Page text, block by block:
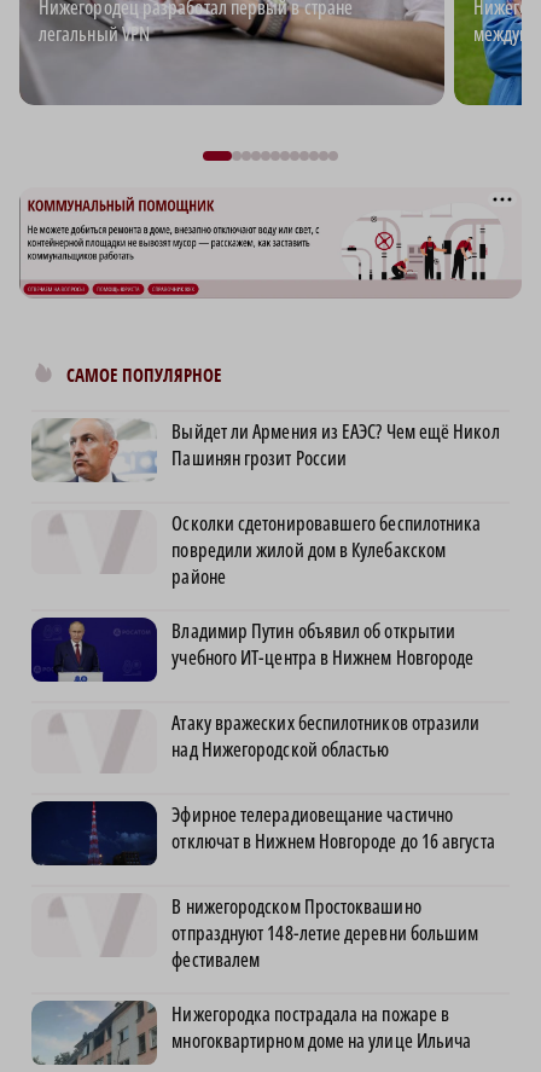
Нижегородец разработал первый в стране
легальный VPN
САМОЕ ПОПУЛЯРНОЕ
Выйдет ли Армения из ЕАЭС? Чем ещё Никол
Пашинян грозит России
Осколки сдетонировавшего беспилотника
повредили жилой дом в Кулебакском
районе
Владимир Путин объявил об открытии
учебного ИТ-центра в Нижнем Новгороде
Атаку вражеских беспилотников отразили
над Нижегородской областью
Эфирное телерадиовещание частично
отключат в Нижнем Новгороде до 16 августа
В нижегородском Простоквашино
отпразднуют 148-летие деревни большим
фестивалем
Нижегородка пострадала на пожаре в
многоквартирном доме на улице Ильича